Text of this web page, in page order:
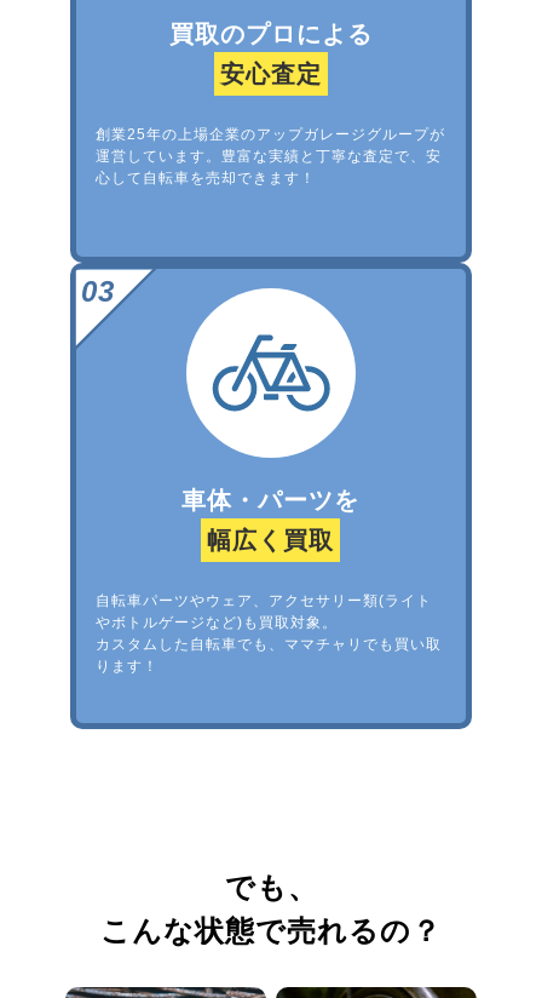
買取のプロによる
安心査定
創業25年の上場企業のアップガレージグループが
運営しています。豊富な実績と丁寧な査定で、安
心して自転車を売却できます！
車体・パーツを
幅広く買取
自転車パーツやウェア、アクセサリー類(ライト
やボトルゲージなど)も買取対象。
カスタムした自転車でも、ママチャリでも買い取
ります！
でも、
こんな状態で売れるの？